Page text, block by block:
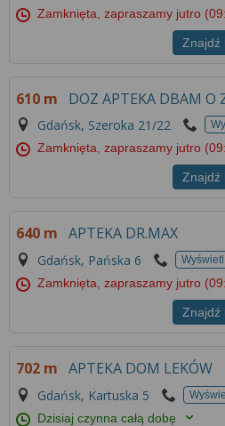
Zamknięta, zapraszamy jutro
Znajdź
610 m DOZ APTEKA DBAM O
Gdańsk, Szeroka 21/22
Zamknięta, zapraszamy jutro
Znajdź
640 m APTEKA DR.MAX
Gdańsk, Pańska 6
Zamknięta, zapraszamy jutro
Znajdź
702 m APTEKA DOM LEKÓW
Gdańsk, Kartuska 5
Dzisiaj czynna całą dobę